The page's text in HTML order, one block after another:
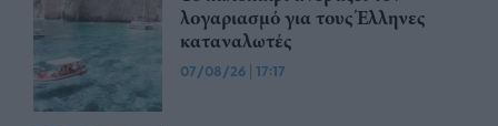
λογαριασμό για τους Έλληνες
καταναλωτές
07/08/26 | 17:17